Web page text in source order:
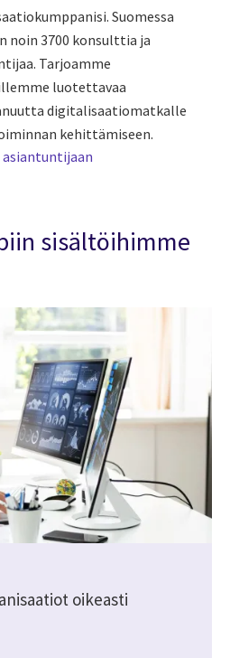
Suomessa
noin 3700 konsulttia ja
Tarjoamme
luotettavaa
digitalisaatiomatkalle
kehittämiseen.
sisältöihimme
oikeasti